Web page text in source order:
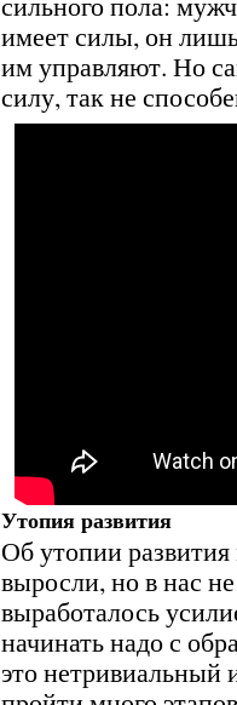
имеет силы, он
им управляют. Но
силу, так не
Утопия развития
Об утопии
выросли, но в нас
выработалось
начинать надо с
это нетривиальный